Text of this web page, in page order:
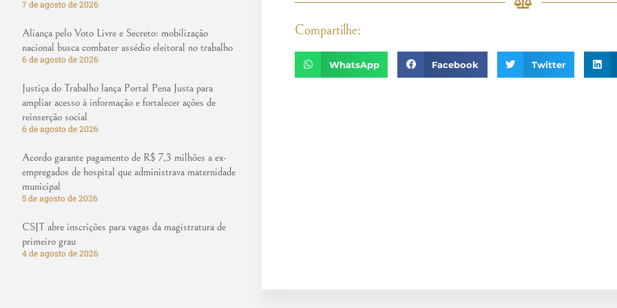
7 de agosto de 2026
Aliança pelo Voto Livre e Secreto: mobilização
nacional busca combater assédio eleitoral no trabalho
6 de agosto de 2026
Justiça do Trabalho lança Portal Pena Justa para
ampliar acesso à informação e fortalecer ações de
reinserção social
6 de agosto de 2026
Acordo garante pagamento de R$ 7,3 milhões a ex-
empregados de hospital que administrava maternidade
municipal
5 de agosto de 2026
CSJT abre inscrições para vagas da magistratura de
primeiro grau
4 de agosto de 2026
Compartilhe:
WhatsApp Facebook Twitter